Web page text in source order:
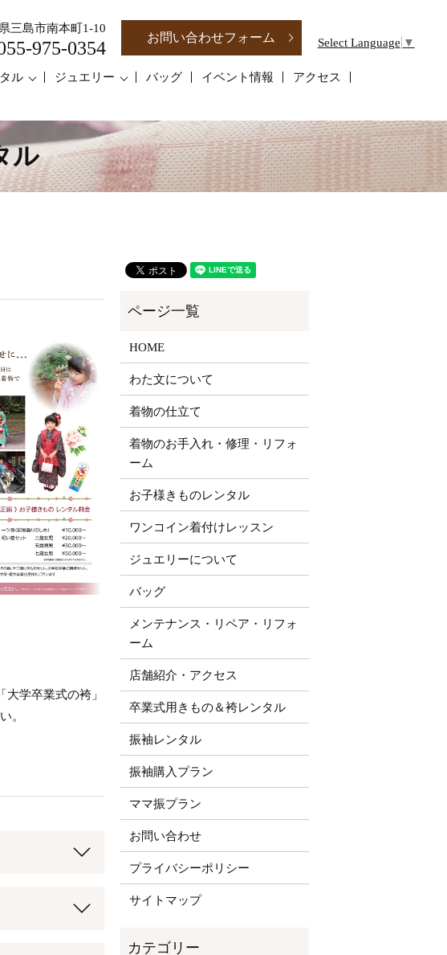
三島市南本町1-10
975-0354 お問い合わせフォーム Select Language ▼
ル ジュエリー バッグ イベント情報 アクセス
ル
学卒業式の袴」
。
HOME
わた文について
着物の仕立て
着物のお手入れ・修理・リフォ
ーム
お子様きものレンタル
ワンコイン着付けレッスン
ジュエリーについて
バッグ
メンテナンス・リペア・リフォ
ーム
店舗紹介・アクセス
卒業式用きもの＆袴レンタル
振袖レンタル
振袖購入プラン
ママ振プラン
お問い合わせ
プライバシーポリシー
サイトマップ